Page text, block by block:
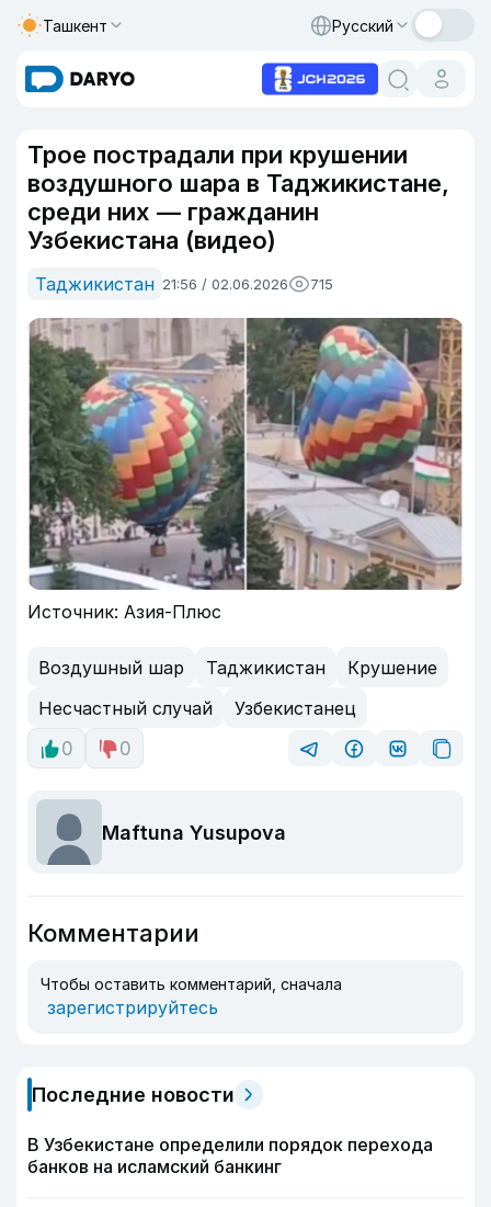
Ташкент Русский
Трое пострадали при крушении
воздушного шара в Таджикистане,
среди них — гражданин
Узбекистана (видео)
Таджикистан 21:56 / 02.06.2026 715
Источник: Азия-Плюс
Воздушный шар Таджикистан
Крушение
Несчастный случай
Узбекистанец
0
0
Maftuna Yusupova
Комментарии
Чтобы оставить комментарий, сначала
зарегистрируйтесь
Последние новости
В Узбекистане определили порядок перехода
банков на исламский банкинг